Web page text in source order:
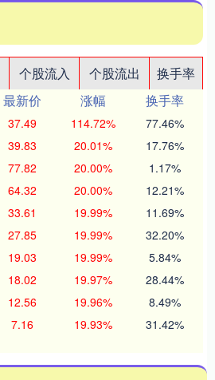
个股流入 个股流出
换手率
最新价 涨幅
换手率
37.49 114.72% 77.46%
39.83 20.01% 17.76%
77.82 20.00% 1.17%
64.32 20.00% 12.21%
33.61 19.99% 11.69%
27.85 19.99% 32.20%
19.03 19.99% 5.84%
18.02 19.97% 28.44%
12.56 19.96% 8.49%
7.16 19.93% 31.42%